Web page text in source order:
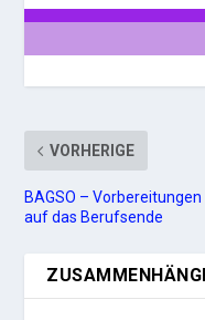
VORHERIGE
BAGSO – Vorbereitungen
auf das Berufsende